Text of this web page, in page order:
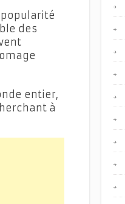
des
entier,
à